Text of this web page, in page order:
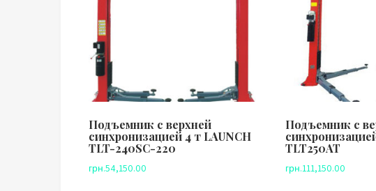
Подъемник с верхней
синхронизацией 4 т LAUNCH
TLT-240SC-220
грн.54,150.00
Подъемник с
TLT250AT
грн.111,150.00